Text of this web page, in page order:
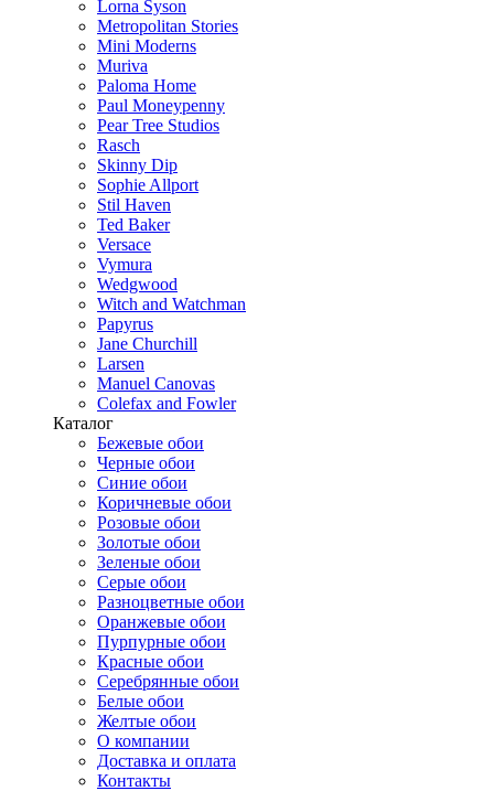
Lorna Syson
Metropolitan Stories
Mini Moderns
Muriva
Paloma Home
Paul Moneypenny
Pear Tree Studios
Rasch
Skinny Dip
Sophie Allport
Stil Haven
Ted Baker
Versace
Vymura
Wedgwood
Witch and Watchman
Papyrus
Jane Churchill
Larsen
Manuel Canovas
Colefax and Fowler
Каталог
Бежевые обои
Черные обои
Синие обои
Коричневые обои
Розовые обои
Золотые обои
Зеленые обои
Серые обои
Разноцветные обои
Оранжевые обои
Пурпурные обои
Красные обои
Серебрянные обои
Белые обои
Желтые обои
О компании
Доставка и оплата
Контакты